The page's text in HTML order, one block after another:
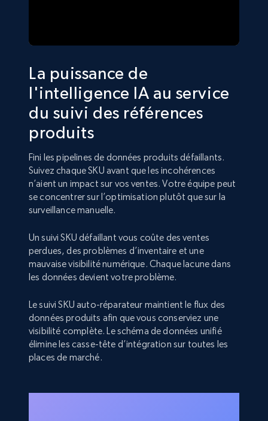
La puissance de
l'intelligence IA au service
du suivi des références
produits
Fini les pipelines de données produits défaillants.
Suivez chaque SKU avant que les incohérences
n’aient un impact sur vos ventes. Votre équipe peut
se concentrer sur l’optimisation plutôt que sur la
surveillance manuelle.
Un suivi SKU défaillant vous coûte des ventes
perdues, des problèmes d’inventaire et une
mauvaise visibilité numérique. Chaque lacune dans
les données devient votre problème.
Le suivi SKU auto-réparateur maintient le flux des
données produits afin que vous conserviez une
visibilité complète. Le schéma de données unifié
élimine les casse-tête d’intégration sur toutes les
places de marché.